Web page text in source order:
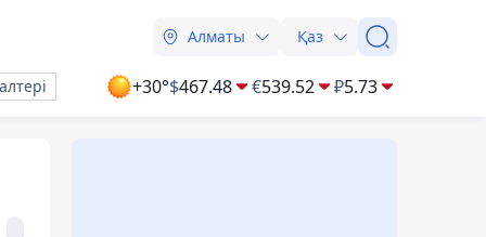
Алматы Қаз
+30°$467.48 €539.52 ₽5.73